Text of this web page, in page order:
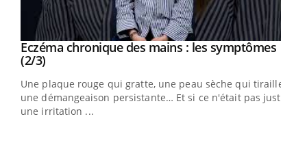
Youtube
Eczéma chronique des mains : les symptômes
(2/3)Youtube
Une plaque rouge qui gratte, une peau sèche qui tiraille,
une démangeaison persistante… Et si ce n'était pas juste
une irritation ...